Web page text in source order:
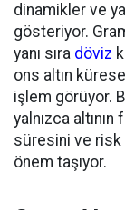
dinamikler ve
gösteriyor.
yanı sıra döviz
ons altın
işlem görüyor.
yalnızca altının
süresini ve
önem taşıyor.